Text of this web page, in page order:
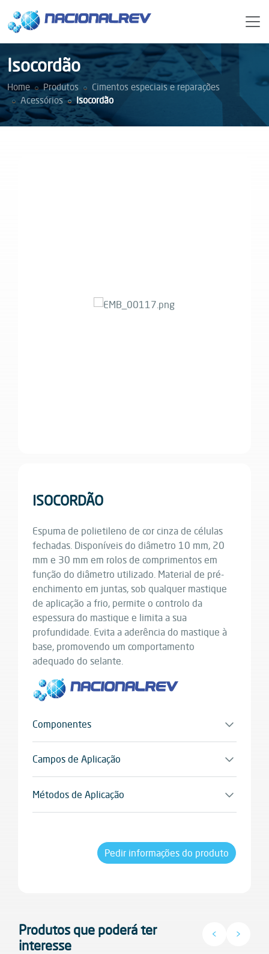
Isocordão
Home Produtos
Cimentos especiais e reparações
Acessórios
Isocordão
ISOCORDÃO
Espuma de polietileno de cor cinza de células
fechadas. Disponíveis do diâmetro 10 mm, 20
mm e 30 mm em rolos de comprimentos em
função do diâmetro utilizado. Material de pré-
enchimento em juntas, sob qualquer mastique
de aplicação a frio, permite o controlo da
espessura do mastique e limita a sua
profundidade. Evita a aderência do mastique à
base, promovendo um comportamento
adequado do selante.
Componentes
Monocomponente
Campos de Aplicação
Pré-enchimento em juntas, sob qualquer
mastique de aplicação a frio.
Métodos de Aplicação
Aplicação manual
Pedir informações do produto
Produtos que poderá ter
interesse
< >